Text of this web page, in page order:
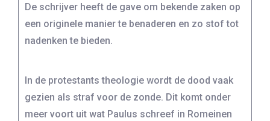
De schrijver heeft de gave om bekende zaken op
een originele manier te benaderen en zo stof tot
nadenken te bieden.
In de protestants theologie wordt de dood vaak
gezien als straf voor de zonde. Dit komt onder
meer voort uit wat Paulus schreef in Romeinen